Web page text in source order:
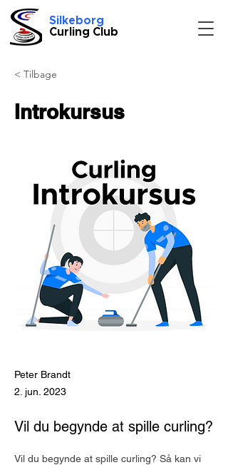
Silkeborg
Curling Club
< Tilbage
Introkursus
Peter Brandt
2. jun. 2023
Vil du begynde at spille curling?
Vil du begynde at spille curling? Så kan vi